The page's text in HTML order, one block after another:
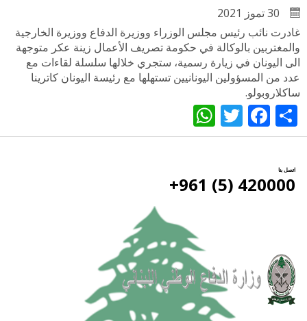
غادرت نائب رئيس مجلس الوزراء ووزيرة الدفاع ووزيرة الخارجية
والمغتربين بالوكالة في حكومة تصريف الأعمال زينة عكر متوجهة
الى اليونان في زيارة رسمية، ستجري خلالها سلسلة لقاءات مع
عدد من المسؤولين اليونانيين تستهلها مع رئيسة اليونان كاترينا
ساكلاروبولو.
Share
Facebook
Twitter
اتصل بنا
420000 (5) 961+